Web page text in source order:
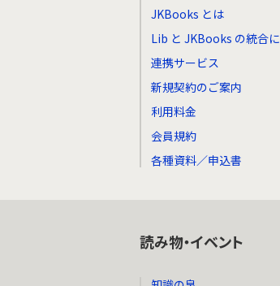
JKBooks とは
Lib と JKBooks の統合
連携サービス
新規契約のご案内
利用料金
会員規約
各種資料／申込書
読み物・イベント